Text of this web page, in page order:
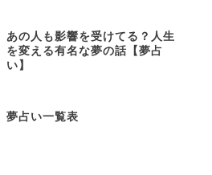
あの人も影響を受けてる？人生
を変える有名な夢の話【夢占
い】
夢占い一覧表